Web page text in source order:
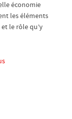
économie
les éléments
le rôle qu’y